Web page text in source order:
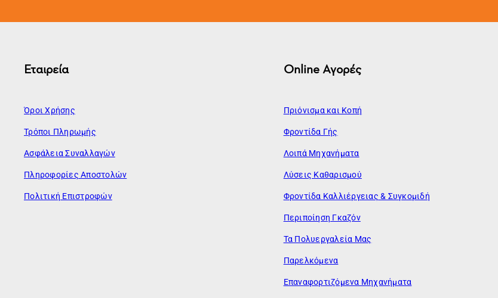
Εταιρεία
Όροι Χρήσης
Τρόποι Πληρωμής
Ασφάλεια Συναλλαγών
Πληροφορίες Αποστολών
Πολιτική Επιστροφών
Online Αγορές
Πριόνισμα και Κοπή
Φροντίδα Γής
Λοιπά Μηχανήματα
Λύσεις Καθαρισμού
Φροντίδα Καλλιέργειας & Συγκομιδή
Περιποίηση Γκαζόν
Τα Πολυεργαλεία Μας
Παρελκόμενα
Επαναφορτιζόμενα Μηχανήματα